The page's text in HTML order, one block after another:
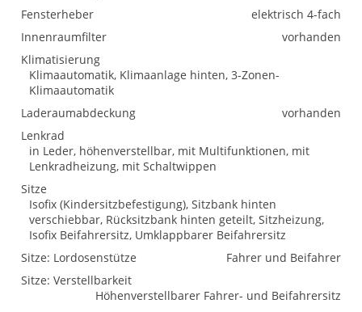
Fensterheber
elektrisch 4-fach
Innenraumfilter
vorhanden
Klimatisierung
Klimaautomatik, Klimaanlage hinten, 3-Zonen-
Klimaautomatik
Laderaumabdeckung
vorhanden
Lenkrad
in Leder, höhenverstellbar, mit Multifunktionen, mit
Lenkradheizung, mit Schaltwippen
Sitze
Isofix (Kindersitzbefestigung), Sitzbank hinten
verschiebbar, Rücksitzbank hinten geteilt, Sitzheizung,
Isofix Beifahrersitz, Umklappbarer Beifahrersitz
Sitze: Lordosenstütze
Fahrer und Beifahrer
Sitze: Verstellbarkeit
Höhenverstellbarer Fahrer- und Beifahrersitz